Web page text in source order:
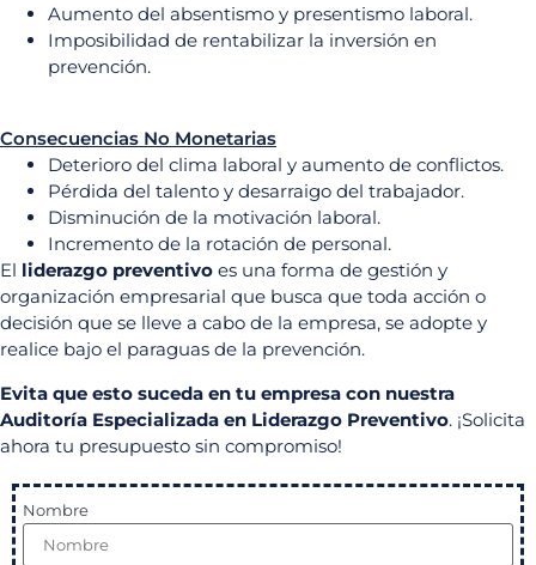
Aumento del absentismo y presentismo laboral.
Imposibilidad de rentabilizar la inversión en
prevención.
Consecuencias No Monetarias
Deterioro del clima laboral y aumento de conflictos.
Pérdida del talento y desarraigo del trabajador.
Disminución de la motivación laboral.
Incremento de la rotación de personal.
El liderazgo preventivo es una forma de gestión y
organización empresarial que busca que toda acción o
decisión que se lleve a cabo de la empresa, se adopte y
realice bajo el paraguas de la prevención.
Evita que esto suceda en tu empresa con nuestra
Auditoría Especializada en Liderazgo Preventivo. ¡Solicita
ahora tu presupuesto sin compromiso!
Nombre